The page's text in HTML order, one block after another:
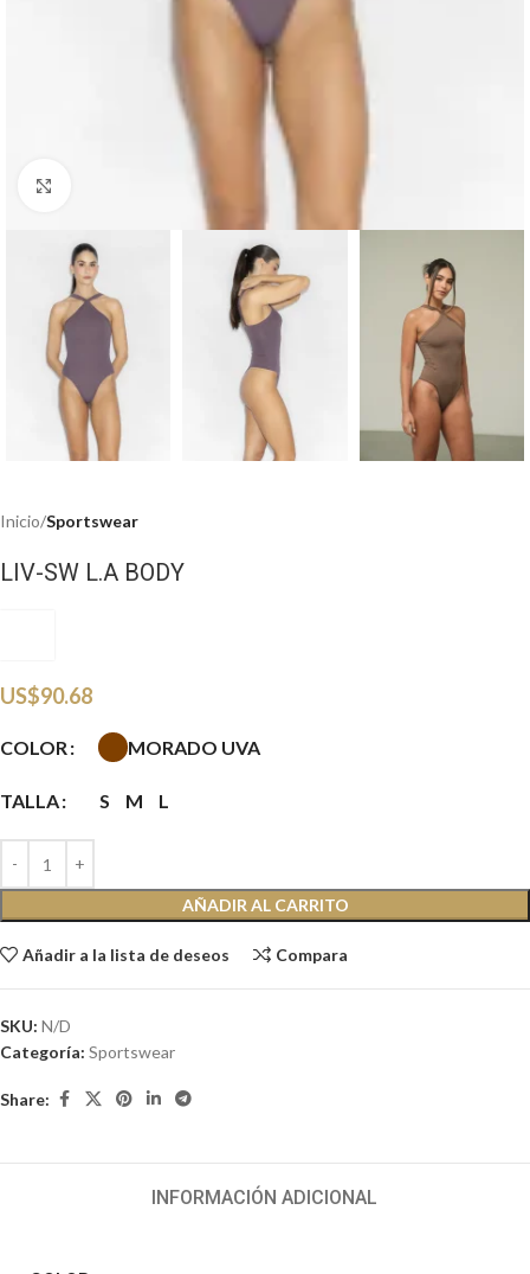
Haga clic para ampliar
Inicio Sportswear
LIV-SW L.A BODY
US$90.68
COLOR MORADO UVA
TALLA S M L
AÑADIR AL CARRITO
Añadir a la lista de deseos Compara
SKU: N/D
Categoría: Sportswear
Share:
INFORMACIÓN ADICIONAL